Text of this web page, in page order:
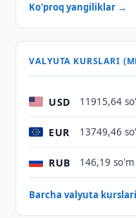
Ko'proq yangiliklar →
VALYUTA KURSLARI
USD 11915,64
EUR 13749,46
RUB 146,19 so'm
Barcha valyuta